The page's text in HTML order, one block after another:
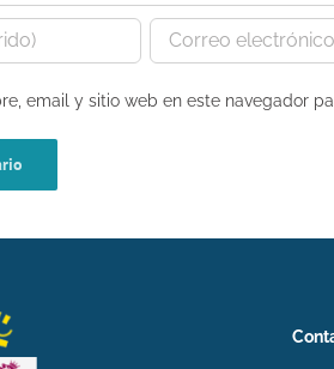
email y sitio web en este navegador